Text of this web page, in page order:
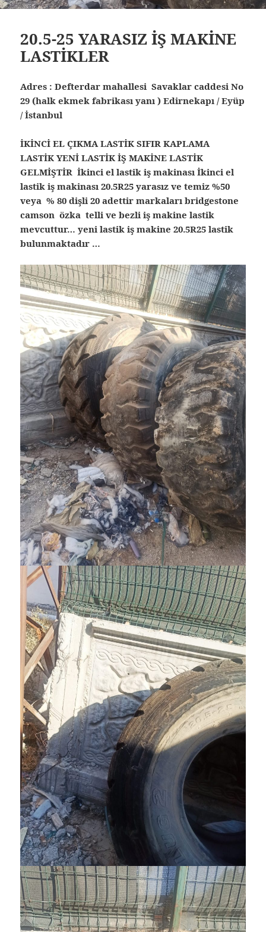
20.5-25 YARASIZ İŞ MAKİNE
LASTİKLER
Adres : Defterdar mahallesi Savaklar caddesi No
29 (halk ekmek fabrikası yanı ) Edirnekapı / Eyüp
/ İstanbul
İKİNCİ EL ÇIKMA LASTİK SIFIR KAPLAMA
LASTİK YENİ LASTİK İŞ MAKİNE LASTİK
GELMİŞTİR İkinci el lastik iş makinası İkinci el
lastik iş makinası 20.5R25 yarasız ve temiz %50
veya % 80 dişli 20 adettir markaları bridgestone
camson özka telli ve bezli iş makine lastik
mevcuttur… yeni lastik iş makine 20.5R25 lastik
bulunmaktadır …